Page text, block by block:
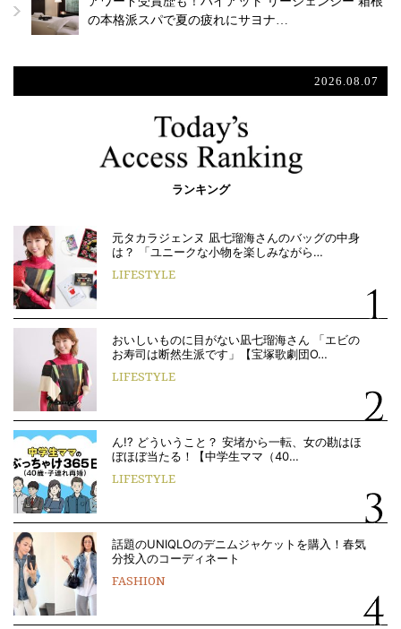
の本格派スパで夏の疲れにサヨナ…
2026.08.07
ランキング
元タカラジェンヌ 凪七瑠海さんのバッグの中身
は？ 「ユニークな小物を楽しみながら…
LIFESTYLE
おいしいものに目がない凪七瑠海さん 「エビの
お寿司は断然生派です」【宝塚歌劇団O…
LIFESTYLE
ん!? どういうこと？ 安堵から一転、女の勘はほ
ぼほぼ当たる！【中学生ママ（40…
LIFESTYLE
話題のUNIQLOのデニムジャケットを購入！春気
分投入のコーディネート
FASHION